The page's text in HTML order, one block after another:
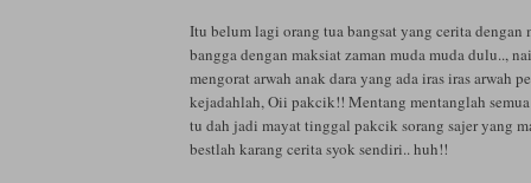
Itu belum lagi orang tua bangsat yang cerita dengan
bangga dengan maksiat zaman muda muda dulu..,
mengorat arwah anak dara yang ada iras iras arwah
kejadahlah, Oii pakcik!! Mentang mentanglah
tu dah jadi mayat tinggal pakcik sorang sajer yang
bestlah karang cerita syok sendiri.. huh!!